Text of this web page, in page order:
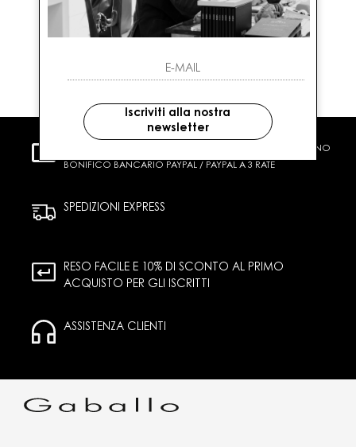
CARTA DI CREDITO CONTRASSEGNO
BONIFICO BANCARIO PAYPAL / PAYPAL A 3 RATE
SPEDIZIONI EXPRESS
RESO FACILE E 10% DI SCONTO AL PRIMO
ACQUISTO PER GLI ISCRITTI
ASSISTENZA CLIENTI
Iscriviti alla nostra
newsletter